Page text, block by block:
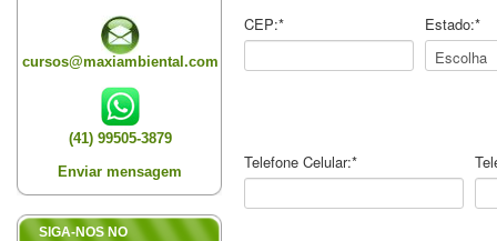
cursos@maxiambiental.com
(41) 99505-3879
Enviar mensagem
SIGA-NOS NO
CEP:* Estado:*
Telefone Celular:*